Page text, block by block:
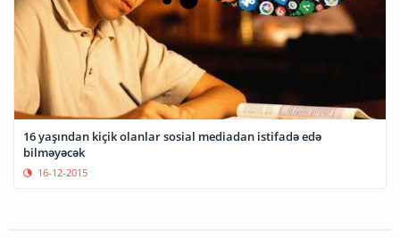
16 yaşından kiçik olanlar sosial mediadan istifadə edə
bilməyəcək
16-12-2015